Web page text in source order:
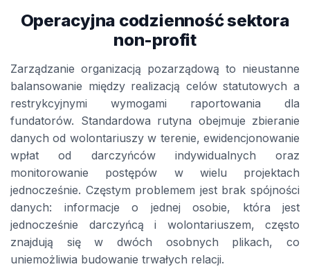
Operacyjna codzienność sektora
non-profit
Zarządzanie organizacją pozarządową to nieustanne
balansowanie między realizacją celów statutowych a
restrykcyjnymi wymogami raportowania dla
fundatorów. Standardowa rutyna obejmuje zbieranie
danych od wolontariuszy w terenie, ewidencjonowanie
wpłat od darczyńców indywidualnych oraz
monitorowanie postępów w wielu projektach
jednocześnie. Częstym problemem jest brak spójności
danych: informacje o jednej osobie, która jest
jednocześnie darczyńcą i wolontariuszem, często
znajdują się w dwóch osobnych plikach, co
uniemożliwia budowanie trwałych relacji.